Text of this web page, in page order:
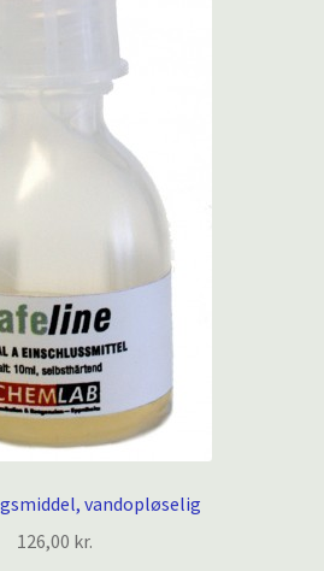
vandopløselig
126,00 kr.